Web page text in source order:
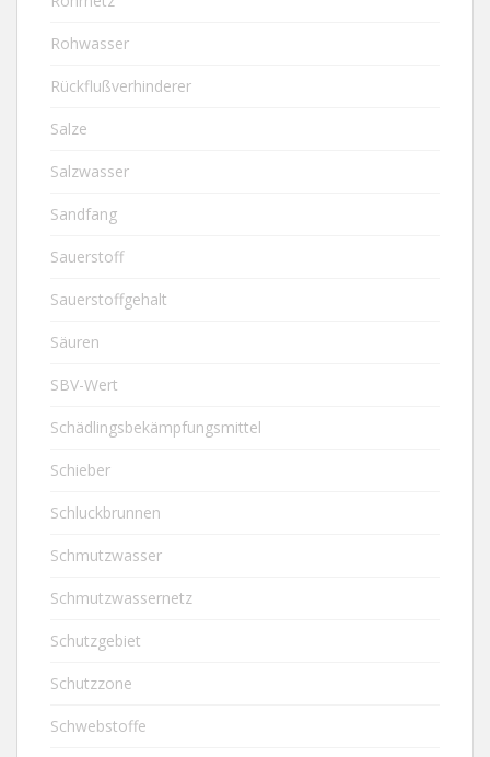
Rohwasser
Rückflußverhinderer
Salze
Salzwasser
Sandfang
Sauerstoff
Sauerstoffgehalt
Säuren
SBV-Wert
Schädlingsbekämpfungsmittel
Schieber
Schluckbrunnen
Schmutzwasser
Schmutzwassernetz
Schutzgebiet
Schutzzone
Schwebstoffe